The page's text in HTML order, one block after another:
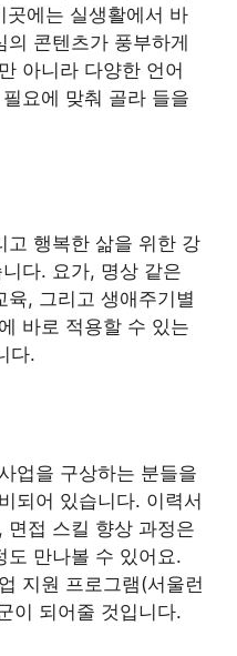
곳에는 실생활에서 바
의 콘텐츠가 풍부하게
아니라 다양한 언어
요에 맞춰 골라 들을
고 행복한 삶을 위한 강
다. 요가, 명상 같은
육, 그리고 생애주기별
바로 적용할 수 있는
다.
업을 구상하는 분들을
되어 있습니다. 이력서
면접 스킬 향상 과정은
도 만나볼 수 있어요.
지원 프로그램(서울런
이 되어줄 것입니다.